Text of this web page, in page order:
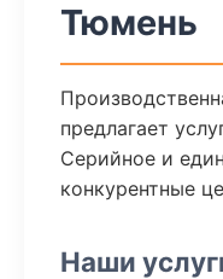
Тюмень
предлагает
Серийное и
конкурентные
Наши